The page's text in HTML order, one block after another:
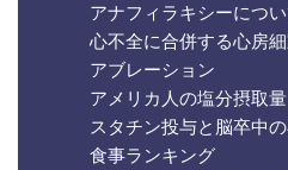
アナフィラキシーにつ
心不全に合併する心房
アブレーション
アメリカ人の塩分摂取量
スタチン投与と脳卒中
食事ランキング